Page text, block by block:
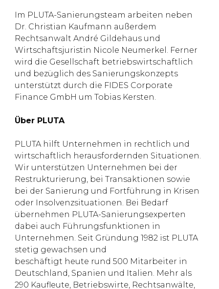
Im PLUTA-Sanierungsteam arbeiten neben
Dr. Christian Kaufmann außerdem
Rechtsanwalt André Gildehaus und
Wirtschaftsjuristin Nicole Neumerkel. Ferner
wird die Gesellschaft betriebswirtschaftlich
und bezüglich des Sanierungskonzepts
unterstützt durch die FIDES Corporate
Finance GmbH um Tobias Kersten.
Über PLUTA
PLUTA hilft Unternehmen in rechtlich und
wirtschaftlich herausfordernden Situationen.
Wir unterstützen Unternehmen bei der
Restrukturierung, bei Transaktionen sowie
bei der Sanierung und Fortführung in Krisen
oder Insolvenzsituationen. Bei Bedarf
übernehmen PLUTA-Sanierungsexperten
dabei auch Führungsfunktionen in
Unternehmen. Seit Gründung 1982 ist PLUTA
stetig gewachsen und
beschäftigt heute rund 500 Mitarbeiter in
Deutschland, Spanien und Italien. Mehr als
290 Kaufleute, Betriebswirte, Rechtsanwälte,